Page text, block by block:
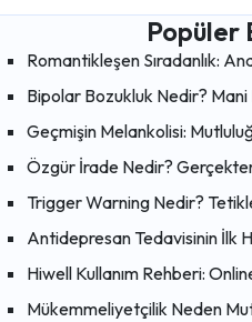
Popüler
Antidepresan Tedavisinin İlk